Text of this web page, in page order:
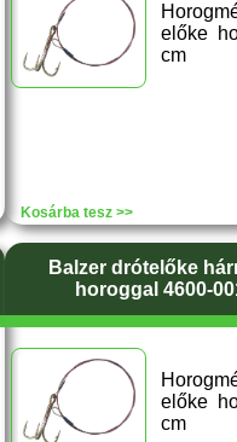
előke
cm
Kosárba tesz >>
Balzer drótelőke
horoggal 4600-
előke
cm